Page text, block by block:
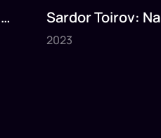
2023
4
Sardor Toirov: Na
haqqim bor
2023